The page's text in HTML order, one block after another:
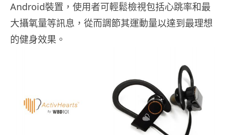
Android裝置，使用者可輕鬆檢視包括心跳率和最
大攝氧量等訊息，從而調節其運動量以達到最理想
的健身效果。